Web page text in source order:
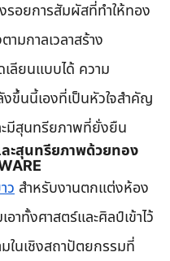
อยการสัมผัสที่ทำให้ทอง
มกาลเวลาสร้าง
เลียนแบบได้ ความ
ขึ้นนี้เองที่เป็นหัวใจสำคัญ
ะมีสุนทรียภาพที่ยั่งยืน
ะสุนทรียภาพด้วยทอง
ว สำหรับงานตกแต่งห้อง
าทั้งศาสตร์และศิลป์เข้าไว้
ในเชิงสถาปัตยกรรมที่